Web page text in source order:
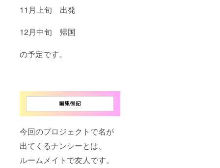
11月上旬 出発
12月中旬 帰国
の予定です。
今回のプロジェクトで名が
出てくるナンシーとは、
ルームメイトで友人です。